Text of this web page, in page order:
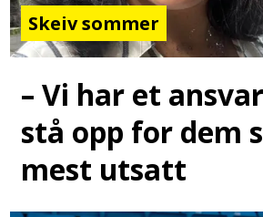
Skeiv sommer
– Vi har et
stå opp for dem
mest utsatt